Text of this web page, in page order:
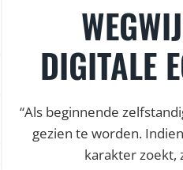
DIGITALE
“Als beginnende
gezien te worden.
karakter zoekt,